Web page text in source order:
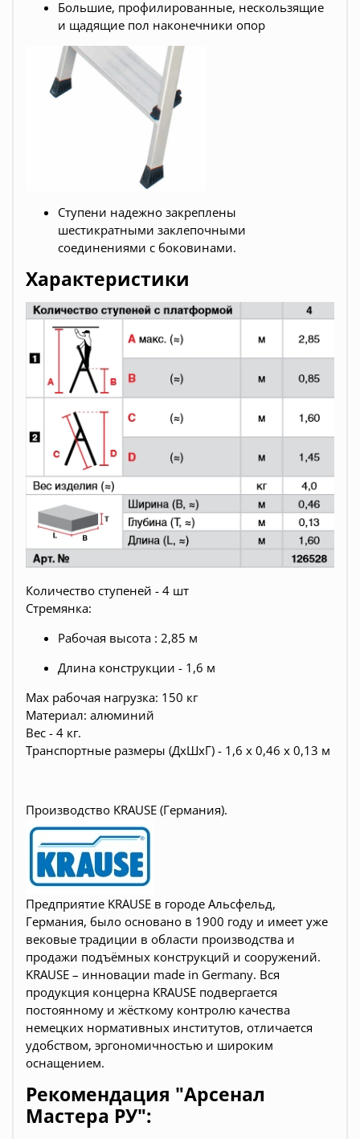
Большие, профилированные, нескользящие
и щадящие пол наконечники опор
Ступени надежно закреплены
шестикратными заклепочными
соединениями с боковинами.
Характеристики
Количество ступеней - 4 шт
Стремянка:
Рабочая высота : 2,85 м
Длина конструкции - 1,6 м
Max рабочая нагрузка: 150 кг
Материал: алюминий
Вес - 4 кг.
Транспортные размеры (ДхШхГ) - 1,6 х 0,46 х 0,13 м
Производство KRAUSE (Германия).
Предприятие KRAUSE в городе Альсфельд,
Германия, было основано в 1900 году и имеет уже
вековые традиции в области производства и
продажи подъёмных конструкций и сооружений.
KRAUSE – инновации made in Germany. Вся
продукция концерна KRAUSE подвергается
постоянному и жёсткому контролю качества
немецких нормативных институтов, отличается
удобством, эргономичностью и широким
оснащением.
Рекомендация "Арсенал
Мастера РУ":